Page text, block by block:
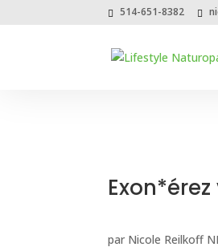
514-651-8382
par Nicole Reilkoff